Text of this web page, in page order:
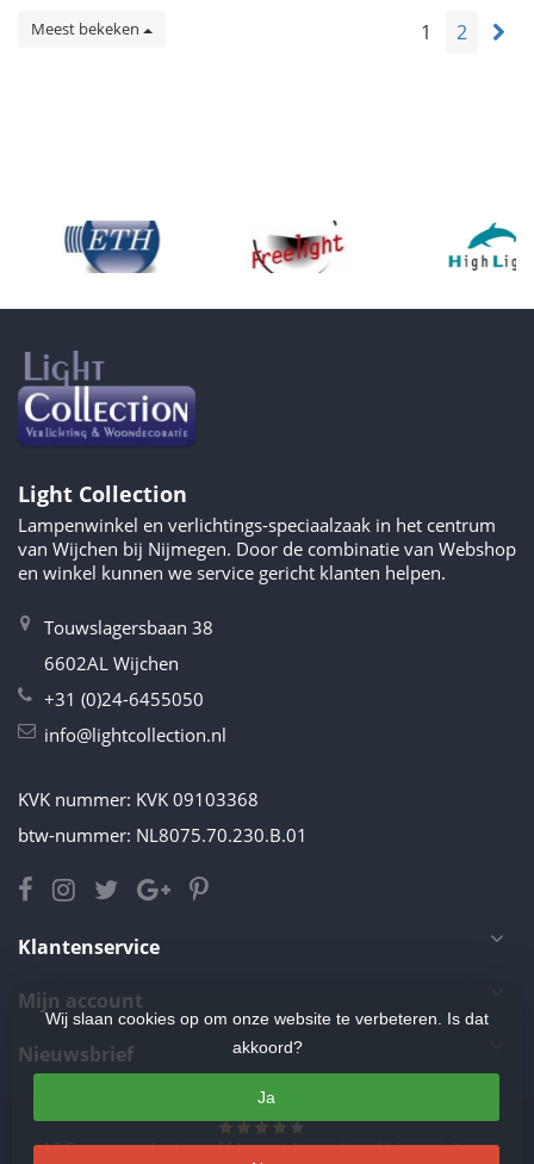
Meest bekeken 1 2
Light Collection
Lampenwinkel en verlichtings-speciaalzaak in het centrum
van Wijchen bij Nijmegen. Door de combinatie van Webshop
en winkel kunnen we service gericht klanten helpen.
Touwslagersbaan 38
6602AL Wijchen
+31 (0)24-6455050
info@lightcollection.nl
KVK nummer: KVK 09103368
btw-nummer: NL8075.70.230.B.01
Klantenservice
Mijn account
Nieuwsbrief
4.5/5sterren op basis van11beoordelingen.Lees 11 beoordelingen
Wij slaan cookies op om onze website te verbeteren. Is dat
akkoord?
Ja